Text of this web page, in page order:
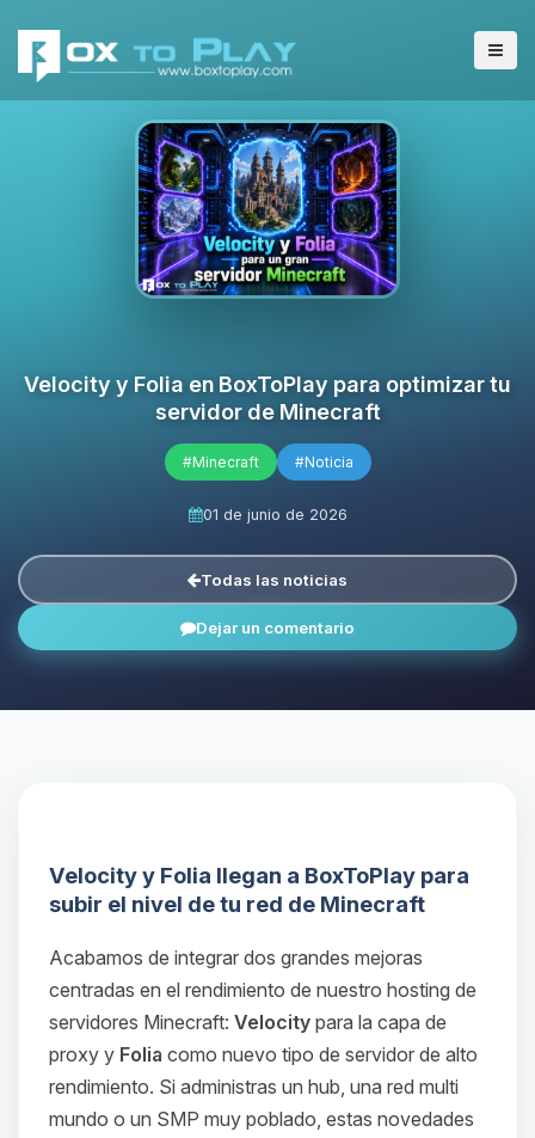
Velocity y Folia en BoxToPlay para optimizar tu
servidor de Minecraft
#Minecraft #Noticia
01 de junio de 2026
Todas las noticias
Dejar un comentario
Velocity y Folia llegan a BoxToPlay para
subir el nivel de tu red de Minecraft
Acabamos de integrar dos grandes mejoras
centradas en el rendimiento de nuestro hosting de
servidores Minecraft: Velocity para la capa de
proxy y Folia como nuevo tipo de servidor de alto
rendimiento. Si administras un hub, una red multi
mundo o un SMP muy poblado, estas novedades